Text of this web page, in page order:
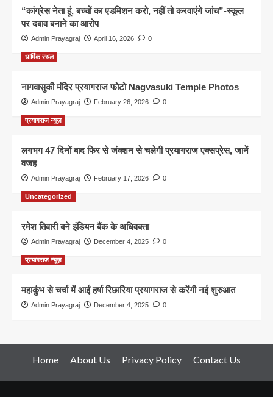
“कांग्रेस नेता हूं, बच्चों का एडमिशन करो, नहीं तो करवाएंगे जांच”-स्कूल
पर दबाव बनाने का आरोप
Admin Prayagraj April 16, 2026 0
धार्मिक स्थल
नागवासुकी मंदिर प्रयागराज फोटो Nagvasuki Temple Photos
Admin Prayagraj February 26, 2026 0
प्रयागराज न्यूज़
लगभग 47 दिनों बाद फिर से जंक्शन से चलेगी प्रयागराज एक्सप्रेस, जानें
वजह
Admin Prayagraj February 17, 2026 0
Uncategorized
रमेश तिवारी बने इंडियन बैंक के अधिवक्ता
Admin Prayagraj December 4, 2025 0
प्रयागराज न्यूज़
महाकुंभ से चर्चा में आईं हर्षा रिछारिया प्रयागराज से करेंगी नई शुरुआत
Admin Prayagraj December 4, 2025 0
Home About Us Privacy Policy Contact Us